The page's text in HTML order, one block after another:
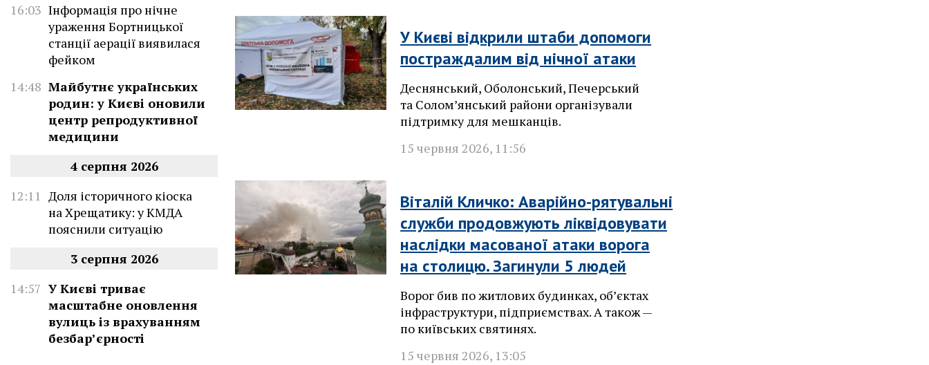
16:03 Інформація про нічне
ураження Бортницької
станції аерації виявилася
фейком
14:48 Майбутнє українських
родин: у Києві оновили
центр репродуктивної
медицини
4 серпня 2026
12:11 Доля історичного кіоска
на Хрещатику: у КМДА
пояснили ситуацію
3 серпня 2026
14:57 У Києві триває
масштабне оновлення
вулиць із врахуванням
безбар’єрності
У Києві відкрили штаби допомоги
постраждалим від нічної атаки
Деснянський, Оболонський, Печерський
та Солом’янський райони організували
підтримку для мешканців.
15 червня 2026, 11:56
Віталій Кличко: Аварійно-рятувальні
служби продовжують ліквідовувати
наслідки масованої атаки ворога
на столицю. Загинули 5 людей
Ворог бив по житлових будинках, обʼєктах
інфраструктури, підприємствах. А також —
по київських святинях.
15 червня 2026, 13:05